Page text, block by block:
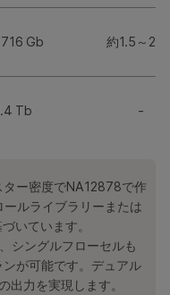
Gb 約1.5～2
Tb -
ー密度でNA12878で作
ルライブラリーまたは
いています。
シングルフローセルも
が可能です。デュアル
出力を実現します。